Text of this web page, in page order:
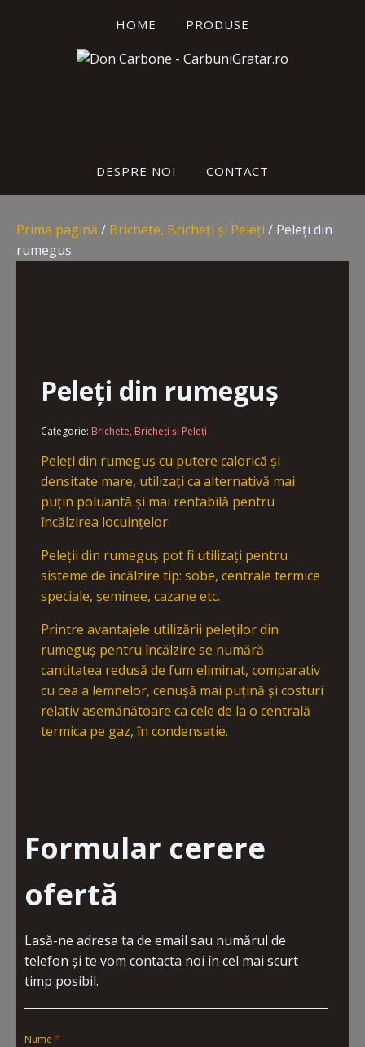
HOME PRODUSE
DESPRE NOI CONTACT
Prima pagină / Brichete, Bricheți și Peleți / Peleți din
rumeguș
Peleți din rumeguș
Categorie: Brichete, Bricheți și Peleți
Peleți din rumeguș cu putere calorică și
densitate mare, utilizați ca alternativă mai
puțin poluantă și mai rentabilă pentru
încălzirea locuințelor.
Peleții din rumeguș pot fi utilizați pentru
sisteme de încălzire tip: sobe, centrale termice
speciale, șeminee, cazane etc.
Printre avantajele utilizării peleților din
rumeguș pentru încălzire se numără
cantitatea redusă de fum eliminat, comparativ
cu cea a lemnelor, cenușă mai puțină și costuri
relativ asemănătoare ca cele de la o centrală
termica pe gaz, în condensație.
Formular cerere
ofertă
Lasă-ne adresa ta de email sau numărul de
telefon și te vom contacta noi în cel mai scurt
timp posibil.
Nume *